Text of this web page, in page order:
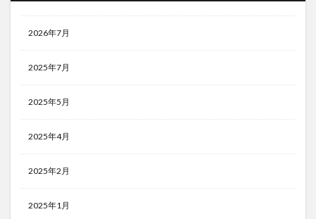
2026年7月
2025年7月
2025年5月
2025年4月
2025年2月
2025年1月